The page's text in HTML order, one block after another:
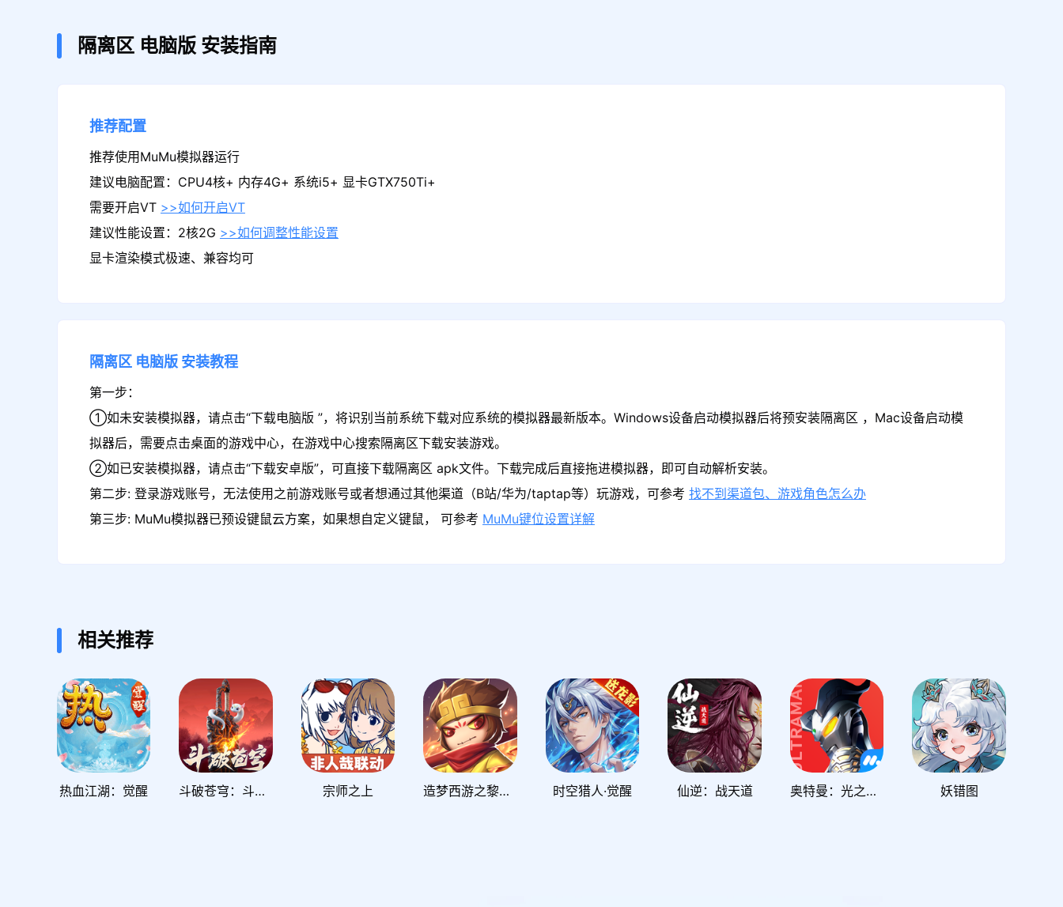
隔离区 电脑版 安装指南
推荐配置
推荐使用MuMu模拟器运行
建议电脑配置：CPU4核+ 内存4G+ 系统i5+ 显卡GTX750Ti+
需要开启VT >>如何开启VT
建议性能设置：2核2G >>如何调整性能设置
显卡渲染模式极速、兼容均可
隔离区 电脑版 安装教程
第一步：
①如未安装模拟器，请点击“下载电脑版 ”，将识别当前系统下载对应系统的模拟器最新版本。Windows设备启动模拟器后将预安装隔离区 ，Mac设备启动模
拟器后，需要点击桌面的游戏中心，在游戏中心搜索隔离区下载安装游戏。
②如已安装模拟器，请点击“下载安卓版”，可直接下载隔离区 apk文件。下载完成后直接拖进模拟器，即可自动解析安装。
第二步: 登录游戏账号，无法使用之前游戏账号或者想通过其他渠道（B站/华为/taptap等）玩游戏，可参考 找不到渠道包、游戏角色怎么办
第三步: MuMu模拟器已预设键鼠云方案，如果想自定义键鼠， 可参考 MuMu键位设置详解
相关推荐
热血江湖：觉醒 斗破苍穹：斗帝之路 宗师之上 造梦西游之黎尤浩劫篇 时空猎人·觉醒 仙逆：战天道 奥特曼：光之战士 妖错图